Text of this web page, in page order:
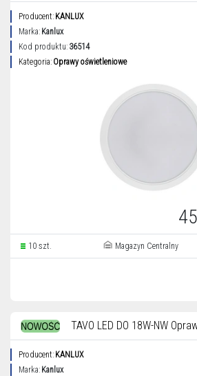
Producent: KANLUX
Marka: Kanlux
Kod produktu: 36514
Kategoria: Oprawy oświetleniowe
10 szt. Magazyn Centralny
TAVO LED DO 18W-NW
Producent: KANLUX
Marka: Kanlux